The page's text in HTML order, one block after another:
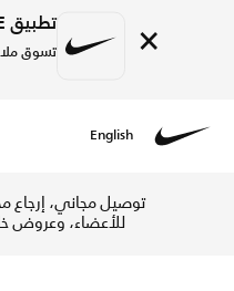
× تطبيق NIKE هنا!
تسوق
English
توصيل مجاني، إرجاع
للأعضاء، وعروض